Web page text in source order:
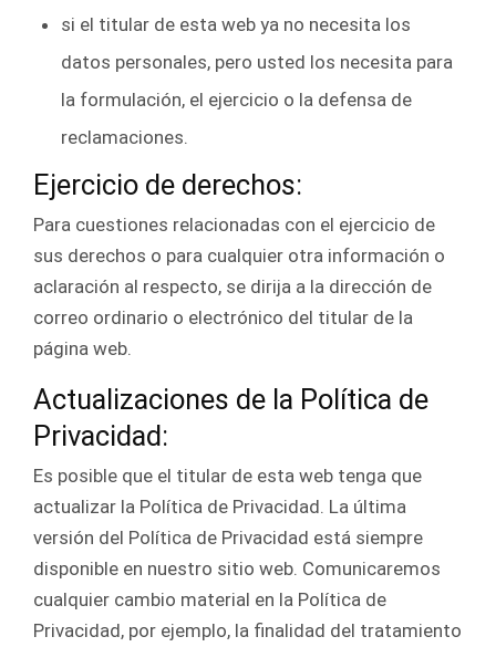
si el titular de esta web ya no necesita los
datos personales, pero usted los necesita para
la formulación, el ejercicio o la defensa de
reclamaciones.
Ejercicio de derechos:
Para cuestiones relacionadas con el ejercicio de
sus derechos o para cualquier otra información o
aclaración al respecto, se dirija a la dirección de
correo ordinario o electrónico del titular de la
página web.
Actualizaciones de la Política de
Privacidad:
Es posible que el titular de esta web tenga que
actualizar la Política de Privacidad. La última
versión del Política de Privacidad está siempre
disponible en nuestro sitio web. Comunicaremos
cualquier cambio material en la Política de
Privacidad, por ejemplo, la finalidad del tratamiento